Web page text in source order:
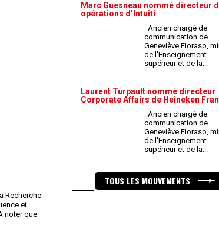
Recherche
et
noter que
Marc Guesneau nommé directeur
opérations d’Intuiti
Ancien chargé de
communication de
Geneviève Fioraso,
de l'Enseignement
supérieur et de la...
Laurent Turpault nommé directeur
Corporate Affairs de Heineken
Ancien chargé de
communication de
Geneviève Fioraso,
de l'Enseignement
supérieur et de la...
TOUS LES MOUVEMENTS